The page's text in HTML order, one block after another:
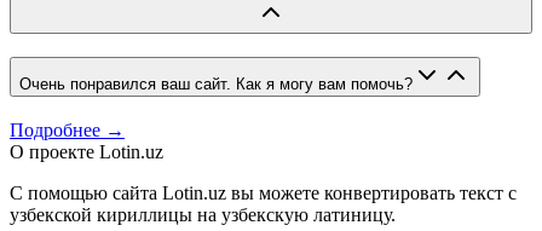
Очень понравился ваш сайт. Как я могу вам помочь?
Подробнее →
О проекте Lotin.uz
С помощью сайта Lotin.uz вы можете конвертировать текст с
узбекской кириллицы на узбекскую латиницу.